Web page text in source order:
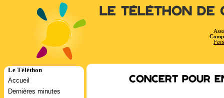
Le Téléthon de
Le Téléthon
Accueil
Dernières minutes
Concert pour